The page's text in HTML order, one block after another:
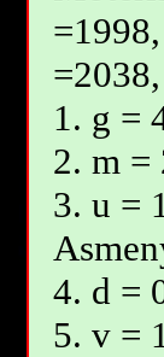
1. g =
2. m =
3. u =
4. d =
5. v =